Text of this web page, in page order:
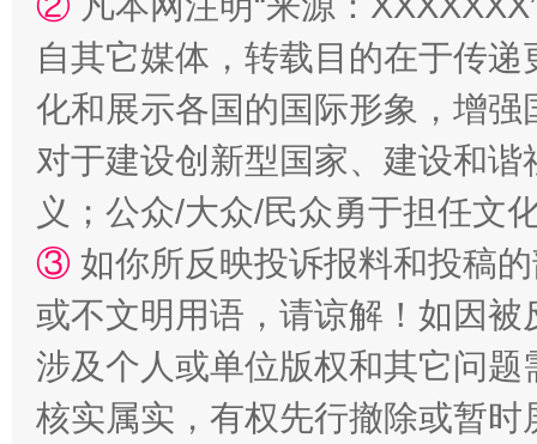
自其它媒体，转载目的在于传
化和展示各国的国际形象，增
对于建设创新型国家、建设和
义；公众/大众/民众勇于担任文
③ 如你所反映投诉报料和投稿
或不文明用语，请谅解！如因
涉及个人或单位版权和其它问题
核实属实，有权先行撤除或暂